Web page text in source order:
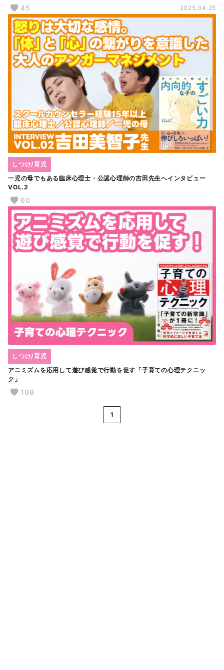
45 2025.04.25
一児の母でもある臨床心理士・公認心理師の吉田先生へインタビュー
VOL.2
しつけ/育児
60
アニミズムを応用して遊び感覚で行動を促す「子育ての心理テクニッ
ク」
しつけ/育児
108
1